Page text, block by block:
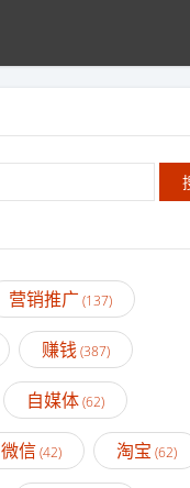
营销推广 (137)
赚钱(387)
自媒体(62)
微信(42) 淘宝 (62)